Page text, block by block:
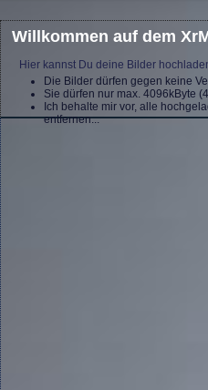
Willkommen auf dem
Hier kannst Du deine Bilder
Die Bilder dürfen gegen keine
Sie dürfen nur max. 4096kByte
Ich behalte mir vor, alle
entfernen...